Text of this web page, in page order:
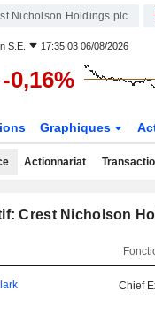
Nicholson Holdings plc
S.E. 17:35:03 06/08/2026
-0,16%
Graphiques
Actionnariat
Crest Nicholson
Chief